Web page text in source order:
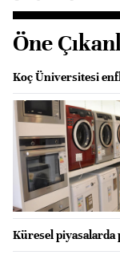
Öne
Koç Üniversitesi
Küresel